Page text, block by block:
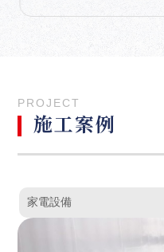
PROJECT
施工案例
家電設備